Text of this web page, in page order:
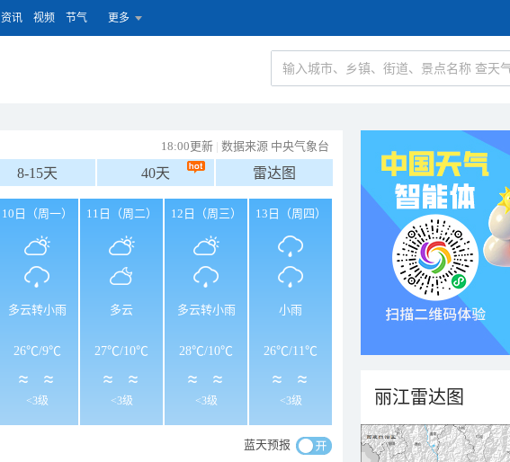
资讯 视频 节气 更多
18:00更新 | 数据来源 中央气象台
8-15天 40天 雷达图
10日（周一）
多云转小雨
26℃/9℃
<3级
11日（周二）
多云
27℃/10℃
<3级
12日（周三）
多云转小雨
28℃/10℃
<3级
13日（周四）
小雨
26℃/11℃
<3级
蓝天预报
丽江雷达图